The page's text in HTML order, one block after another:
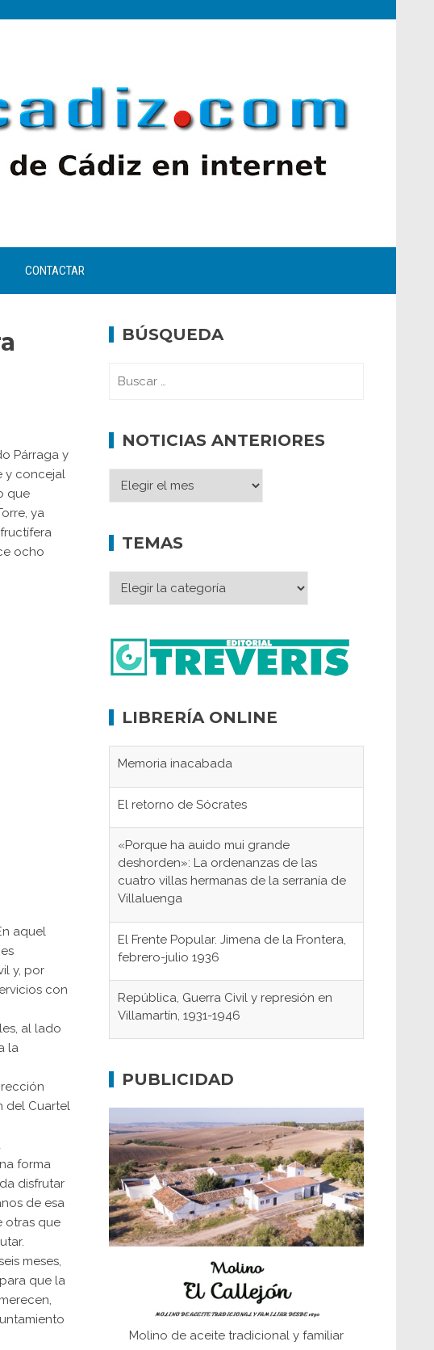
CONTACTAR
Párraga y
y concejal
que
ya
ocho
aquel
y, por
con
al lado
la
del Cuartel
forma
disfrutar
de esa
otras que
meses,
que la
BÚSQUEDA
NOTICIAS ANTERIORES
TEMAS
LIBRERÍA ONLINE
Memoria inacabada
El retorno de Sócrates
«Porque ha auido mui grande
deshorden»: La ordenanzas de las
cuatro villas hermanas de la serranía de
Villaluenga
El Frente Popular. Jimena de la Frontera,
febrero-julio 1936
República, Guerra Civil y represión en
Villamartín, 1931-1946
concentración nazis
fundaciones de Bornos
El Frente Popular. Ubrique, febrero-julio
1936
Juntar las letras. La alfabetización en el
campo: del afán de saber a la
Historia y vivencias del poblado de Los
PUBLICIDAD
Molino de aceite tradicional y familiar